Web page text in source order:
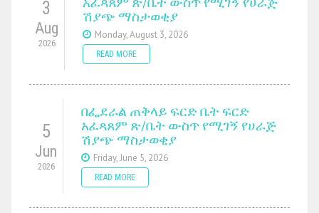
3
Aug
2026
ሽያጭ ማስታወቂያ
Monday, August 3, 2026
READ MORE
5
Jun
2026
በፌደራል ጠቅላይ ፍርድ ቤት ፍርድ
አፈጻጸም ጽ/ቤት ውስጥ የሚገኝ የሀራጅ
ሽያጭ ማስታወቂያ
Friday, June 5, 2026
READ MORE